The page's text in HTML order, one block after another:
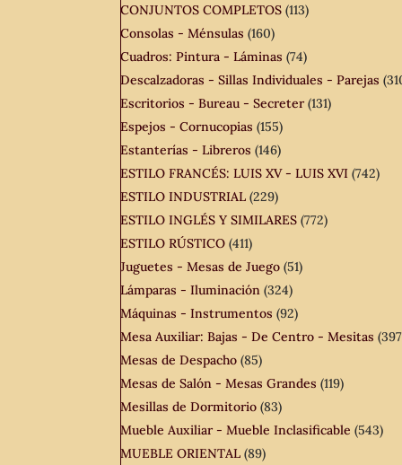
CONJUNTOS COMPLETOS (113)
Consolas - Ménsulas (160)
Cuadros: Pintura - Láminas (74)
Descalzadoras - Sillas Individuales - Parejas
Escritorios - Bureau - Secreter (131)
Espejos - Cornucopias (155)
Estanterías - Libreros (146)
ESTILO FRANCÉS: LUIS XV - LUIS XVI (742)
ESTILO INDUSTRIAL (229)
ESTILO INGLÉS Y SIMILARES (772)
ESTILO RÚSTICO (411)
Juguetes - Mesas de Juego (51)
Lámparas - Iluminación (324)
Máquinas - Instrumentos (92)
Mesa Auxiliar: Bajas - De Centro - Mesitas
Mesas de Despacho (85)
Mesas de Salón - Mesas Grandes (119)
Mesillas de Dormitorio (83)
Mueble Auxiliar - Mueble Inclasificable (543)
MUEBLE ORIENTAL (89)